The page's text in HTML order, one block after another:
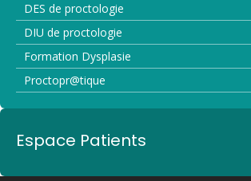
DES de proctologie
DIU de proctologie
Formation Dysplasie
Proctopr@tique
Espace Patients